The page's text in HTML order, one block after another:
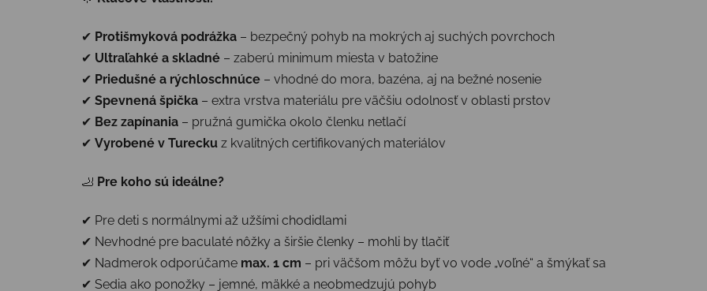
✔ Protišmyková podrážka – bezpečný pohyb na mokrých aj suchých povrchoch
✔ Ultraľahké a skladné – zaberú minimum miesta v batožine
✔ Priedušné a rýchloschnúce – vhodné do mora, bazéna, aj na bežné nosenie
✔ Spevnená špička – extra vrstva materiálu pre väčšiu odolnosť v oblasti prstov
✔ Bez zapínania – pružná gumička okolo členku netlačí
✔ Vyrobené v Turecku z kvalitných certifikovaných materiálov
🦶 Pre koho sú ideálne?
✔ Pre deti s normálnymi až užšími chodidlami
✔ Nevhodné pre baculaté nôžky a širšie členky – mohli by tlačiť
✔ Nadmerok odporúčame max. 1 cm – pri väčšom môžu byť vo vode „voľné“ a šmýkať sa
✔ Sedia ako ponožky – jemné, mäkké a neobmedzujú pohyb